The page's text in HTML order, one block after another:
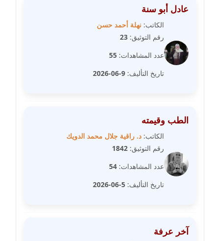
عاملة
مدونة علي الصادق
عاملة
مدونة علي الفشني
عاملة
مدونة عمرو عاطف
عاملة
مدونة غادة زهران
عادل أبو سنة
الكاتب: نهلة أحمد حسن
رقم التوثيق: 23
عدد المشاهدات: 55
تاريخ التأليف: 9-06-2026
الطب وقيمته
الكاتب: د. راقية جلال محمد الدويك
رقم التوثيق: 1842
عدد المشاهدات: 54
تاريخ التأليف: 5-06-2026
آخر عرفة